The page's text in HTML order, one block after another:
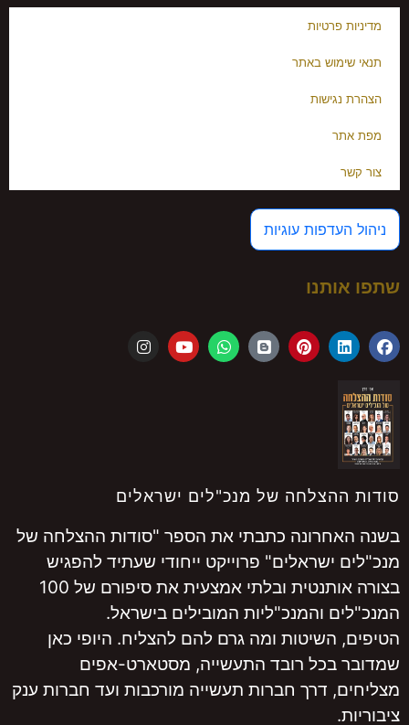
מדיניות פרטיות
תנאי שימוש באתר
הצהרת נגישות
מפת אתר
צור קשר
ניהול העדפות עוגיות
שתפו אותנו
סודות ההצלחה של מנכ"לים ישראלים
בשנה האחרונה כתבתי את הספר "סודות ההצלחה של
מנכ"לים ישראלים" פרוייקט ייחודי שעתיד להפגיש
בצורה אותנטית ובלתי אמצעית את סיפורם של 100
המנכ"לים והמנכ"ליות המובילים בישראל.
הטיפים, השיטות ומה גרם להם להצליח. היופי כאן
שמדובר בכל רובד התעשייה, מסטארט-אפים
מצליחים, דרך חברות תעשייה מורכבות ועד חברות ענק
ציבוריות.